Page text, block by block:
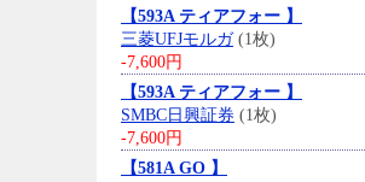
【593A ティアフォー 】
三菱UFJモルガ(1枚)
-7,600円
【593A ティアフォー 】
SMBC日興証券 (1枚)
-7,600円
【581A GO 】